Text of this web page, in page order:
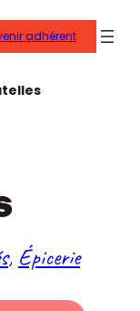
adhérent
, Épicerie